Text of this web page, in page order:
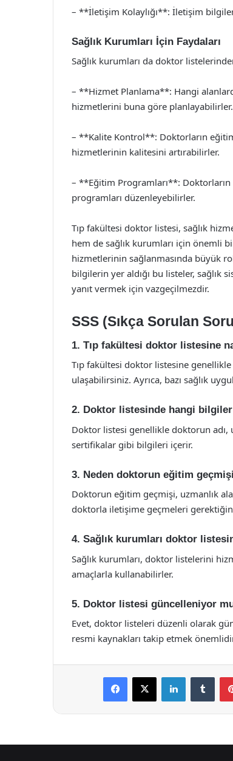
– **İletişim Kolaylığı**: İletişim
Sağlık Kurumları İçin Faydaları
Sağlık kurumları da doktor
– **Hizmet Planlama**: Hangi
hizmetlerini buna göre planlayabilirler.
– **Kalite Kontrol**: Doktorların
hizmetlerinin kalitesini artırabilirler.
– **Eğitim Programları**: Doktorların
programları düzenleyebilirler.
Tıp fakültesi doktor listesi, sağlık
hem de sağlık kurumları için önemli
hizmetlerinin sağlanmasında büyük
bilgilerin yer aldığı bu listeler, sağlık
yanıt vermek için vazgeçilmezdir.
SSS (Sıkça Sorulan
1. Tıp fakültesi doktor listesine
Tıp fakültesi doktor listesine
ulaşabilirsiniz. Ayrıca, bazı sağlık
2. Doktor listesinde hangi bilgiler
Doktor listesi genellikle doktorun
sertifikalar gibi bilgileri içerir.
3. Neden doktorun eğitim
Doktorun eğitim geçmişi, uzmanlık
doktorla iletişime geçmeleri
4. Sağlık kurumları doktor
Sağlık kurumları, doktor listelerini
amaçlarla kullanabilirler.
5. Doktor listesi güncelleniyor
Evet, doktor listeleri düzenli olarak
resmi kaynakları takip etmek
Facebook
X LinkedIn